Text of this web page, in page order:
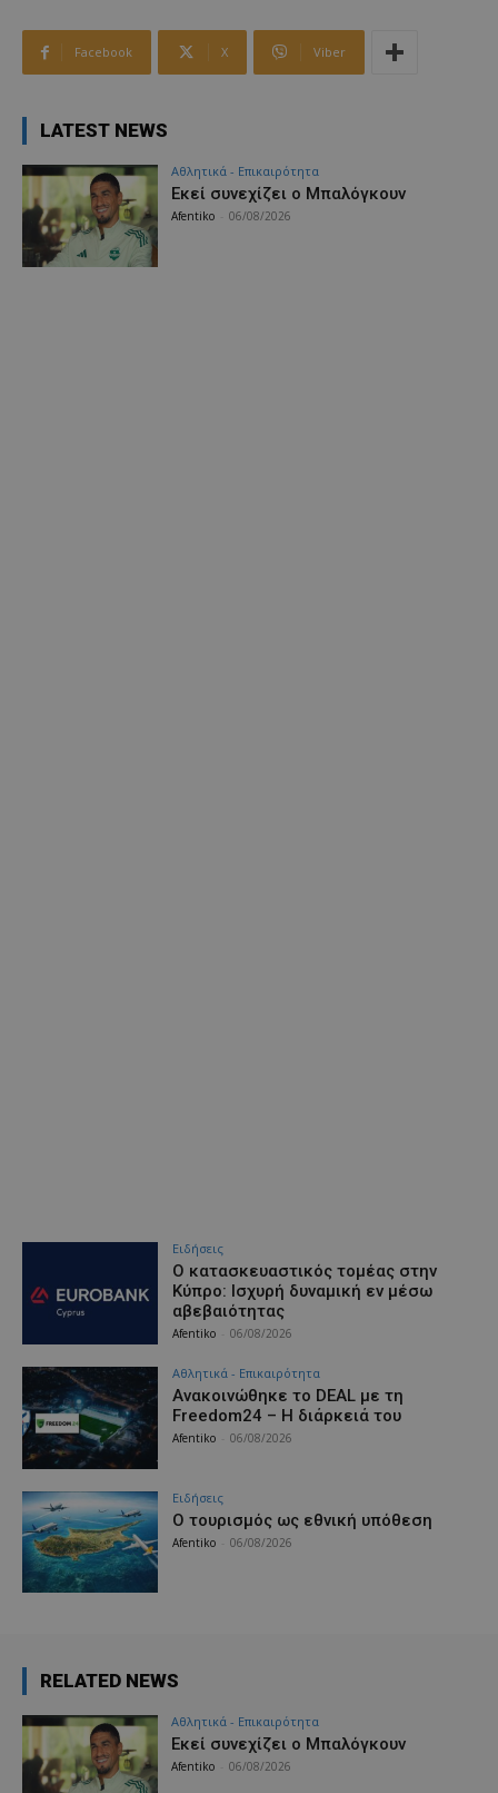
Facebook X Viber
LATEST NEWS
Αθλητικά - Επικαιρότητα
Εκεί συνεχίζει ο Μπαλόγκουν
Afentiko 06/08/2026
Ειδήσεις
Ο κατασκευαστικός τομέας στην
Κύπρο: Ισχυρή δυναμική εν μέσω
αβεβαιότητας
Afentiko 06/08/2026
Αθλητικά - Επικαιρότητα
Ανακοινώθηκε το DEAL με τη
Freedom24 – Η διάρκειά του
Afentiko 06/08/2026
Ειδήσεις
Ο τουρισμός ως εθνική υπόθεση
Afentiko 06/08/2026
RELATED NEWS
Αθλητικά - Επικαιρότητα
Εκεί συνεχίζει ο Μπαλόγκουν
Afentiko 06/08/2026